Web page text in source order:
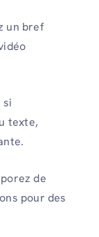
un bref
si
texte,
de
pour des